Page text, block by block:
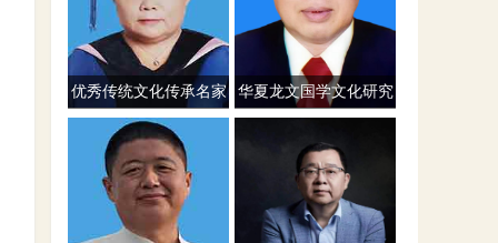
优秀传统文化传承名家
李春兰
华夏龙文国学文化研究